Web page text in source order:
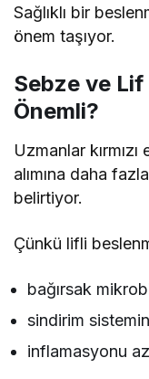
Sağlıklı bir
önem taşıyor.
Sebze ve
Önemli?
Uzmanlar
alımına daha
belirtiyor.
Çünkü lifli
bağırsak
sindirim
inflamasyonu